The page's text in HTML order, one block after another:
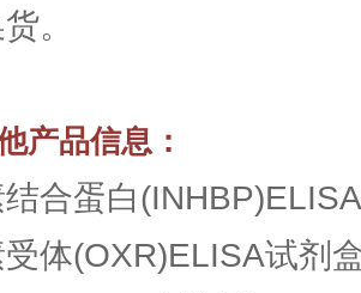
。
产品信息：
结合蛋白
体(OXR)ELISA试剂